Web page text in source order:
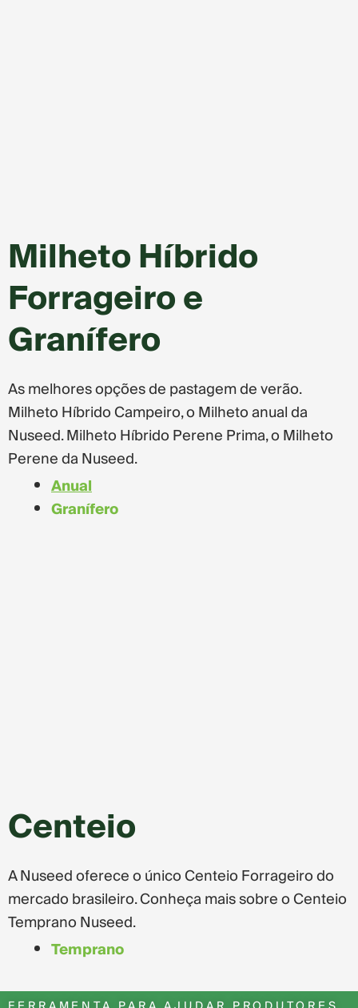
Milheto Híbrido
Forrageiro e
Granífero
As melhores opções de pastagem de verão.
Milheto Híbrido Campeiro, o Milheto anual da
Nuseed. Milheto Híbrido Perene Prima, o Milheto
Perene da Nuseed.
Anual
Granífero
Centeio
A Nuseed oferece o único Centeio Forrageiro do
mercado brasileiro. Conheça mais sobre o Centeio
Temprano Nuseed.
Temprano